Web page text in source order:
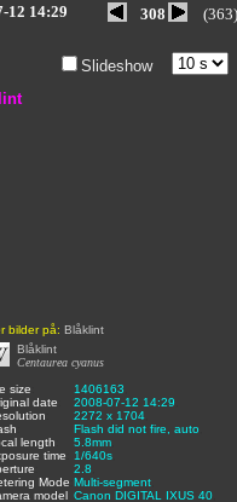
12 14:29 308 (363)
Slideshow
bilder på: Blåklint
Blåklint
Centaurea cyanus
size
1406163
date
2008-07-12 14:29
2272 x 1704
Flash did not fire, auto
length
5.8mm
time
1/640s
2.8
Mode Multi-segment
model Canon DIGITAL IXUS 40